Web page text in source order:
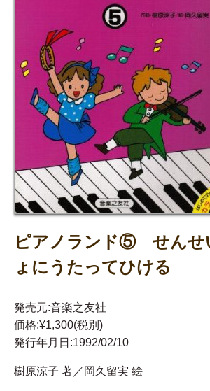
ピアノランド⑤ せんせ
ょにうたってひける
発売元:音楽之友社
価格:¥1,300(税別)
発行年月日:1992/02/10
樹原涼子 著／岡久留実 絵